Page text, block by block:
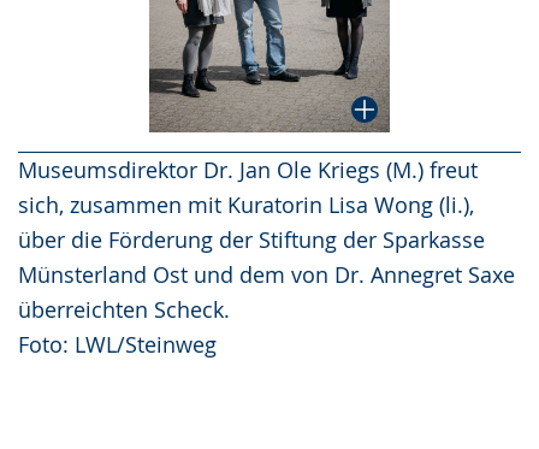
Museumsdirektor Dr. Jan Ole Kriegs (M.) freut
sich, zusammen mit Kuratorin Lisa Wong (li.),
über die Förderung der Stiftung der Sparkasse
Münsterland Ost und dem von Dr. Annegret Saxe
überreichten Scheck.
Foto: LWL/Steinweg